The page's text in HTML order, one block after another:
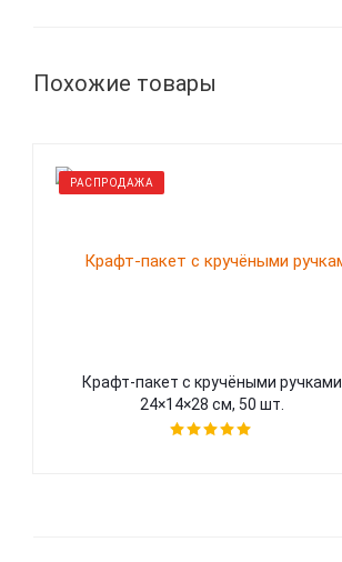
Похожие товары
РАСПРОДАЖА
Крафт-пакет с кручёными ручками
24×14×28 см, 50 шт.